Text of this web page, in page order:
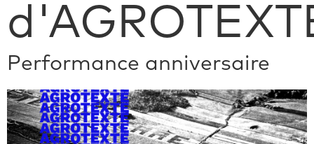
Performance anniversaire